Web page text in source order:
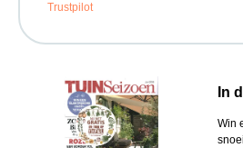
In
Win
Trustpilot